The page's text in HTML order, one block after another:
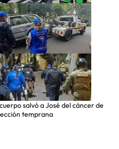
salvó a José del cáncer de
temprana